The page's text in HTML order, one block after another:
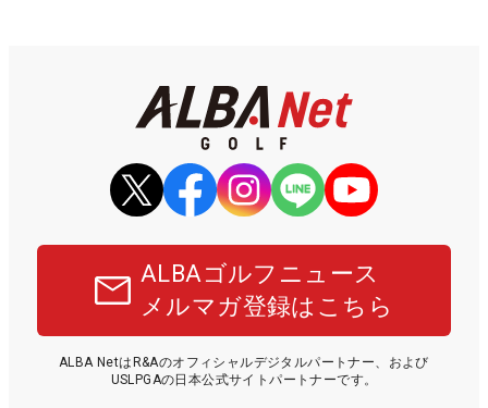
ALBAゴルフニュース
メルマガ登録はこちら
ALBA NetはR&Aのオフィシャルデジタルパートナー、および
USLPGAの日本公式サイトパートナーです。